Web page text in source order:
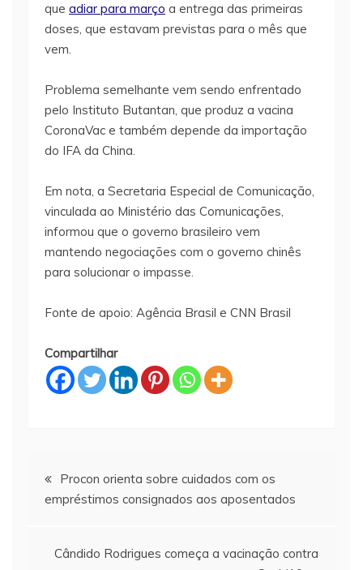
que adiar para março a entrega das primeiras
doses, que estavam previstas para o mês que
vem.
Problema semelhante vem sendo enfrentado
pelo Instituto Butantan, que produz a vacina
CoronaVac e também depende da importação
do IFA da China.
Em nota, a Secretaria Especial de Comunicação,
vinculada ao Ministério das Comunicações,
informou que o governo brasileiro vem
mantendo negociações com o governo chinês
para solucionar o impasse.
Fonte de apoio: Agência Brasil e CNN Brasil
Compartilhar
Navegação
Post
Procon orienta sobre cuidados com os
empréstimos consignados aos aposentados
Cândido Rodrigues começa a vacinação contra